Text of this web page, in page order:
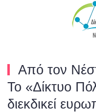
Skip to main content
Από τον
Το «Δίκτυο
διεκδικεί